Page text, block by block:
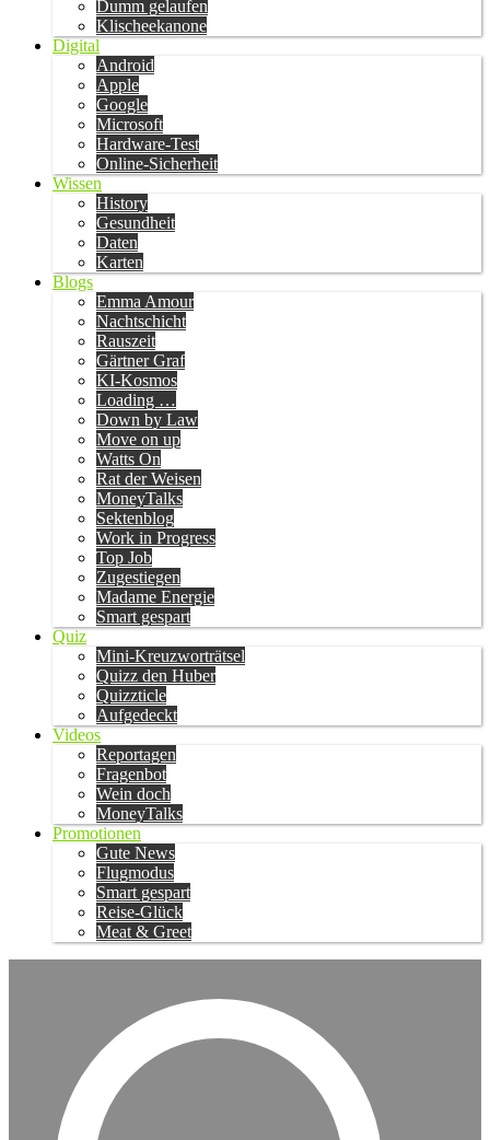
Dumm gelaufen
Klischeekanone
Digital
Android
Apple
Google
Microsoft
Hardware-Test
Online-Sicherheit
Wissen
History
Gesundheit
Daten
Karten
Blogs
Emma Amour
Nachtschicht
Rauszeit
Gärtner Graf
KI-Kosmos
Loading …
Down by Law
Move on up
Watts On
Rat der Weisen
MoneyTalks
Sektenblog
Work in Progress
Top Job
Zugestiegen
Madame Energie
Smart gespart
Quiz
Mini-Kreuzworträtsel
Quizz den Huber
Quizzticle
Aufgedeckt
Videos
Reportagen
Fragenbot
Wein doch
MoneyTalks
Promotionen
Gute News
Flugmodus
Smart gespart
Reise-Glück
Meat & Greet